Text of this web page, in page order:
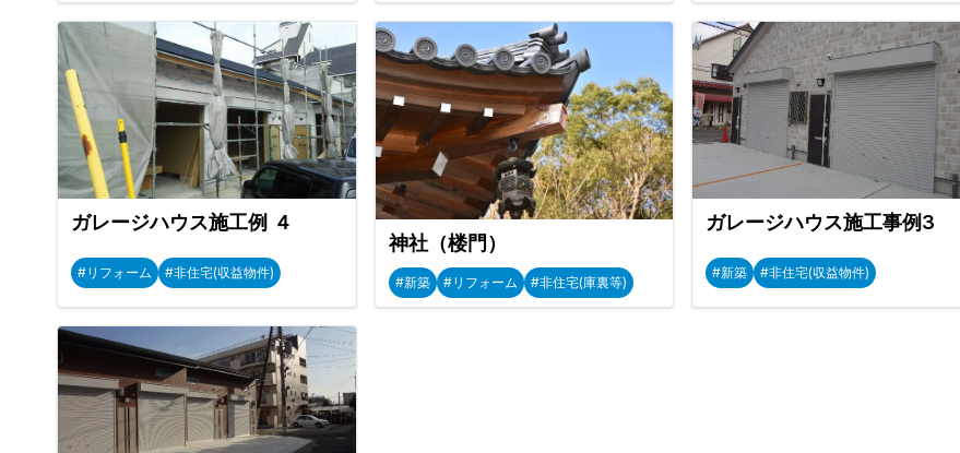
ガレージハウス施工例 ４
#リフォーム #非住宅(収益物件)
神社（楼門）
#新築 #リフォーム #非住宅(庫裏等)
ガレージハウス施工事例3
#新築 #非住宅(収益物件)